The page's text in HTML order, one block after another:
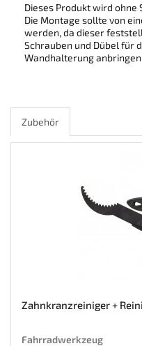
Dieses Produkt wird
Die Montage sollte von
werden, da dieser
Schrauben und Dübel für
Wandhalterung
Zubehör
Zahnkranzreiniger +
Fahrradwerkzeug